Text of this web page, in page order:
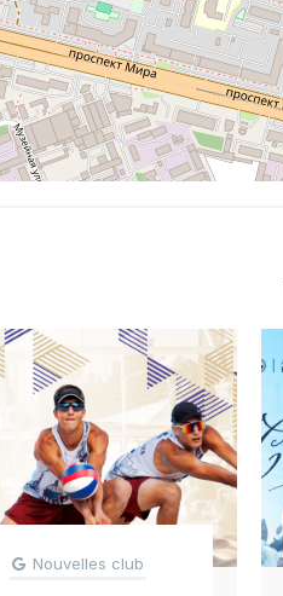
Nouvelles club